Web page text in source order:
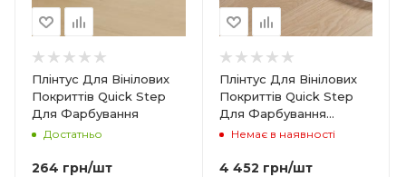
Плінтус Для Вінілових
Покриттів Quick Step
Для Фарбування
Достатньо
264 грн/шт
Довжина
Колір
Білий
Плінтус Для Вінілових
Покриттів Quick Step
Для Фарбування
Гнучкий ПВХ
Немає в наявності
4 452 грн/шт